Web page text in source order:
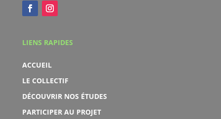
LIENS RAPIDES
ACCUEIL
LE COLLECTIF
DÉCOUVRIR NOS ÉTUDES
PARTICIPER AU PROJET